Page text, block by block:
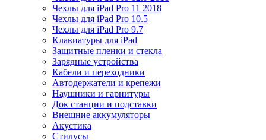
Чехлы для iPad Pro 11 2018
Чехлы для iPad Pro 10.5
Чехлы для iPad Pro 9.7
Клавиатуры для iPad
Защитные пленки и стекла
Зарядные устройства
Кабели и переходники
Автодержатели и крепежи
Наушники и гарнитуры
Док станции и подставки
Внешние аккумуляторы
Акустика
Стилусы